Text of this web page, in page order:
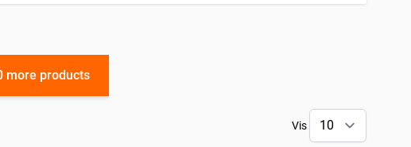
more products
Vis